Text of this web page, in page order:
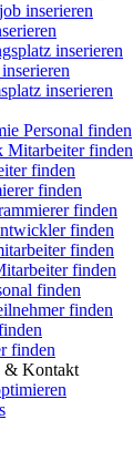
inserieren
inserieren
inserieren
Personal finden
Mitarbeiter finden
finden
finden
finden
finden
finden
finden
finden
finden
finden
& Kontakt